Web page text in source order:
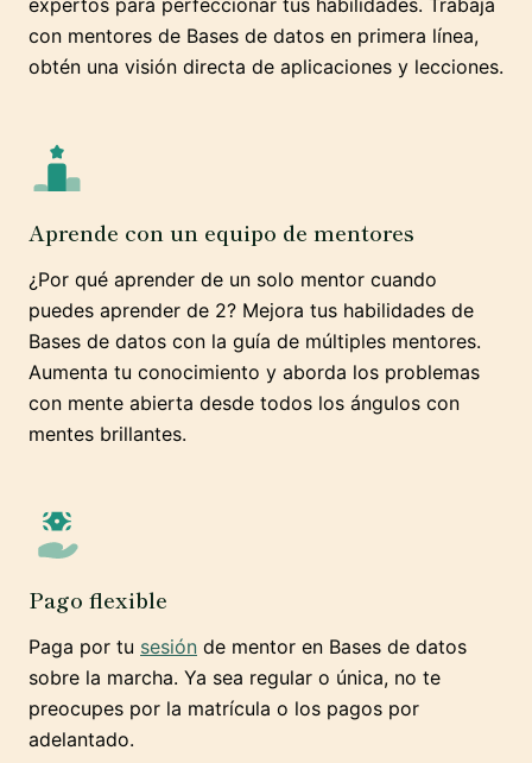
expertos para perfeccionar tus habilidades. Trabaja
con mentores de Bases de datos en primera línea,
obtén una visión directa de aplicaciones y lecciones.
Aprende con un equipo de mentores
¿Por qué aprender de un solo mentor cuando
puedes aprender de 2? Mejora tus habilidades de
Bases de datos con la guía de múltiples mentores.
Aumenta tu conocimiento y aborda los problemas
con mente abierta desde todos los ángulos con
mentes brillantes.
Pago flexible
Paga por tu sesión de mentor en Bases de datos
sobre la marcha. Ya sea regular o única, no te
preocupes por la matrícula o los pagos por
adelantado.